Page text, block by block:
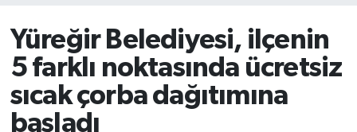
Yüreğir Belediyesi, ilçenin
5 farklı noktasında ücretsiz
sıcak çorba dağıtımına
başladı